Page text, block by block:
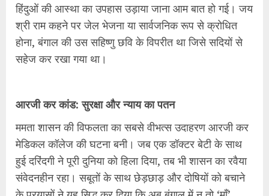
हिंदुओं की आस्था का उपहास उड़ाया जाना आम बात हो गई। जय
श्री राम कहने पर जेल भेजना या सार्वजनिक रूप से क्रोधित
होना, बंगाल की उस सहिष्णु छवि के विपरीत था जिसे सदियों से
सहेज कर रखा गया था।
आरजी कर कांड: सुरक्षा और न्याय का पतन
ममता शासन की विफलता का सबसे वीभत्स उदाहरण आरजी कर
मेडिकल कॉलेज की घटना बनी। जब एक डॉक्टर बेटी के साथ
हुई दरिंदगी ने पूरी दुनिया को हिला दिया, तब भी शासन का रवैया
संवेदनहीन रहा। सबूतों के साथ छेड़छाड़ और दोषियों को बचाने